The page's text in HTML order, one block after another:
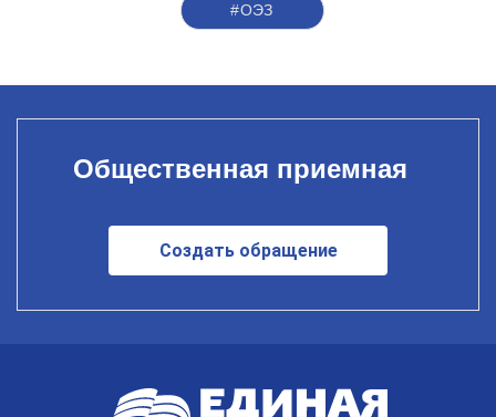
#ОЭЗ
Общественная приемная
Создать обращение